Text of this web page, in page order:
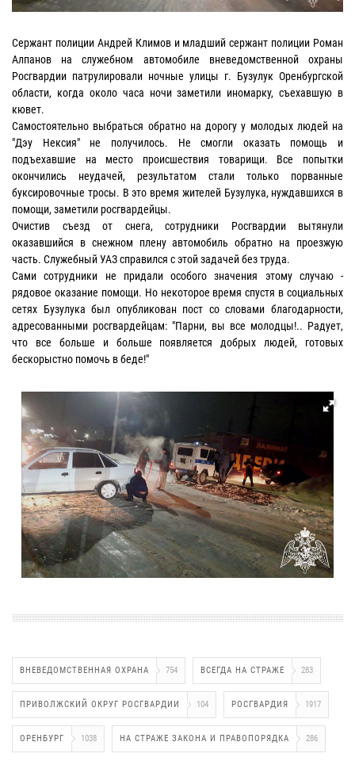
Сержант полиции Андрей Климов и младший сержант полиции Роман
Алпанов на служебном автомобиле вневедомственной охраны
Росгвардии патрулировали ночные улицы г. Бузулук Оренбургской
области, когда около часа ночи заметили иномарку, съехавшую в
кювет.
Самостоятельно выбраться обратно на дорогу у молодых людей на
"Дэу Нексия" не получилось. Не смогли оказать помощь и
подъехавшие на место происшествия товарищи. Все попытки
окончились неудачей, результатом стали только порванные
буксировочные тросы. В это время жителей Бузулука, нуждавшихся в
помощи, заметили росгвардейцы.
Очистив съезд от снега, сотрудники Росгвардии вытянули
оказавшийся в снежном плену автомобиль обратно на проезжую
часть. Служебный УАЗ справился с этой задачей без труда.
Сами сотрудники не придали особого значения этому случаю -
рядовое оказание помощи. Но некоторое время спустя в социальных
сетях Бузулука был опубликован пост со словами благодарности,
адресованными росгвардейцам: "Парни, вы все молодцы!.. Радует,
что все больше и больше появляется добрых людей, готовых
бескорыстно помочь в беде!"
ВНЕВЕДОМСТВЕННАЯ ОХРАНА 754 ВСЕГДА НА СТРАЖЕ 283
ПРИВОЛЖСКИЙ ОКРУГ РОСГВАРДИИ 104 РОСГВАРДИЯ 1917
ОРЕНБУРГ 1038 НА СТРАЖЕ ЗАКОНА И ПРАВОПОРЯДКА 286